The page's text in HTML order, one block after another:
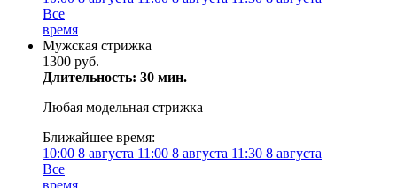
Все
время
Мужская стрижка
1300 руб.
Длительность: 30 мин.
Любая модельная стрижка
Ближайшее время:
10:00 8 августа 11:00 8 августа 11:30 8 августа
Все
время